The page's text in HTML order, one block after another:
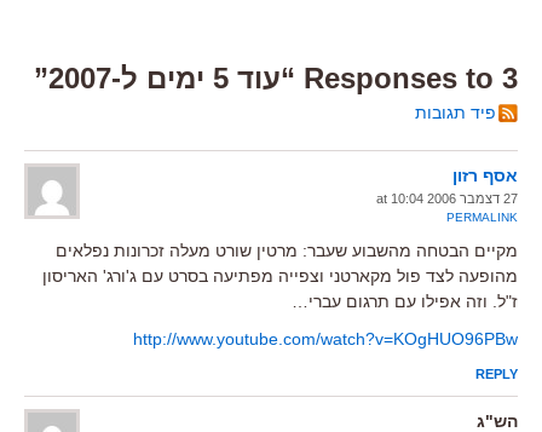
3 Responses to “עוד 5 ימים ל-2007”
פיד תגובות
אסף רזון
27 דצמבר 2006 at 10:04
PERMALINK
מקיים הבטחה מהשבוע שעבר: מרטין שורט מעלה זכרונות נפלאים
מהופעה לצד פול מקארטני וצפייה מפתיעה בסרט עם ג'ורג' האריסון
ז"ל. וזה אפילו עם תרגום עברי…
http://www.youtube.com/watch?v=KOgHUO96PBw
REPLY
הש"ג